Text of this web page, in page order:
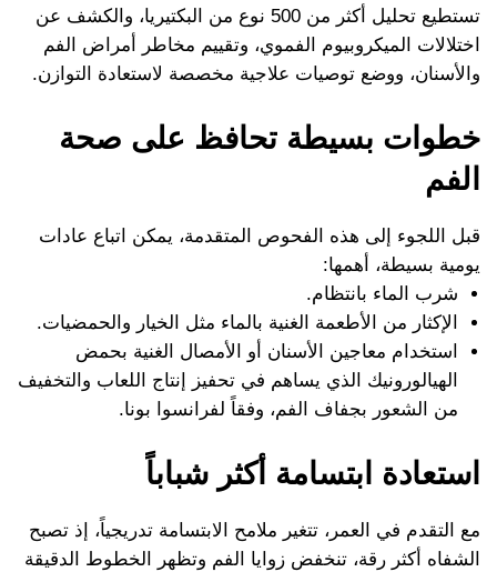
تستطيع تحليل أكثر من 500 نوع من البكتيريا، والكشف عن
اختلالات الميكروبيوم الفموي، وتقييم مخاطر أمراض الفم
والأسنان، ووضع توصيات علاجية مخصصة لاستعادة التوازن.
خطوات بسيطة تحافظ على صحة
الفم
قبل اللجوء إلى هذه الفحوص المتقدمة، يمكن اتباع عادات
يومية بسيطة، أهمها:
شرب الماء بانتظام.
الإكثار من الأطعمة الغنية بالماء مثل الخيار والحمضيات.
استخدام معاجين الأسنان أو الأمصال الغنية بحمض
الهيالورونيك الذي يساهم في تحفيز إنتاج اللعاب والتخفيف
من الشعور بجفاف الفم، وفقاً لفرانسوا بونا.
استعادة ابتسامة أكثر شباباً
مع التقدم في العمر، تتغير ملامح الابتسامة تدريجياً، إذ تصبح
الشفاه أكثر رقة، تنخفض زوايا الفم وتظهر الخطوط الدقيقة